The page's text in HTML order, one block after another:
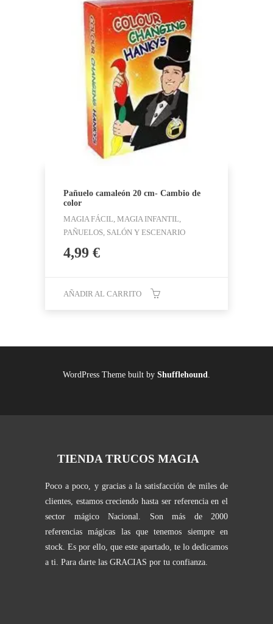
Pañuelo camaleón 20 cm- Cambio de
color
MAGIA FÁCIL, MAGIA INFANTIL,
PAÑUELOS, SALÓN Y ESCENARIO
4,99 €
AÑADIR AL CARRITO
WordPress Theme built by Shufflehound.
TIENDA TRUCOS MAGIA
Poco a poco, y gracias a la satisfacción de miles de
clientes, estamos creciendo hasta ser referencia en el
sector mágico Nacional. Son más de 2000
referencias mágicas las que tenemos siempre en
stock. Es por ello, que este apartado, te lo dedicamos
a ti. Para darte las GRACIAS por tu confianza.